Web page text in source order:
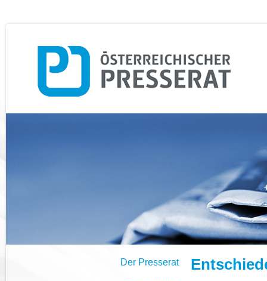
Der Presserat